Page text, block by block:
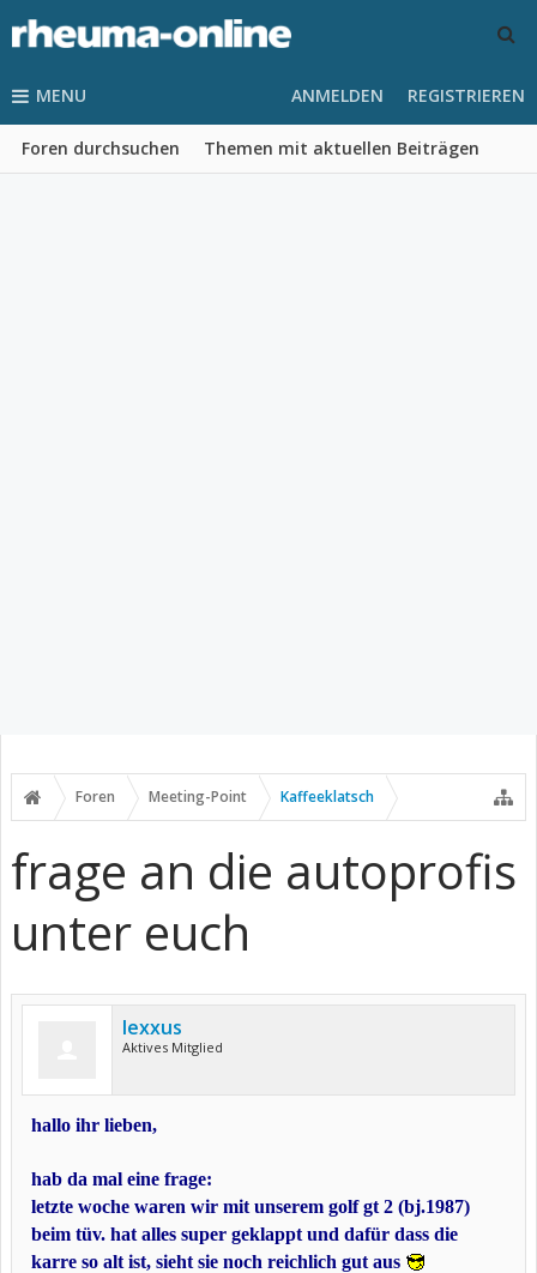
MENU
Foren durchsuchen Themen mit aktuellen Beiträgen
ANMELDEN REGISTRIEREN
Foren Meeting-Point Kaffeeklatsch
frage an die autoprofis
unter euch
lexxus
Aktives Mitglied
hallo ihr lieben,
hab da mal eine frage:
letzte woche waren wir mit unserem golf gt 2 (bj.1987)
beim tüv. hat alles super geklappt und dafür dass die
karre so alt ist, sieht sie noch reichlich gut aus